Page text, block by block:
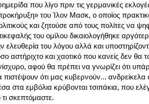
που λίγο πριν τις γερμανικές
του Ίλον Μασκ, ο οποίος
και ζητούσε από τους πολίτες να
του ομίλου δικαιολογήθηκε
ελευθερία του λόγου αλλά και
αστήριχτο και χαοτικό που κανείς δεν θα
αφού θα πρέπει να γνωρίζει ότι
πιστέψουν ότι μας κυβερνούν... ανδρείκελα
στα εμβόλια κρύβονται τσιπάκια, που
τι σκεπτόμαστε.